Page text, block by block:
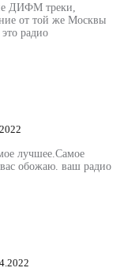
ДИФМ треки,
от той же Москвы
это радио
лучшее.Самое
обожаю. ваш радио